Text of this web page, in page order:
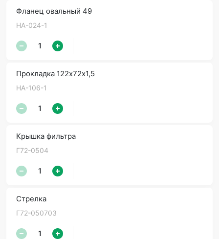
Фланец овальный 49
НА-024-1
Прокладка 122х72х1,5
НА-106-1
Крышка фильтра
Г72-0504
Стрелка
Г72-050703